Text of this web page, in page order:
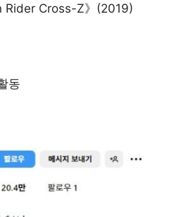
Rider Cross-Z》(2019)
동